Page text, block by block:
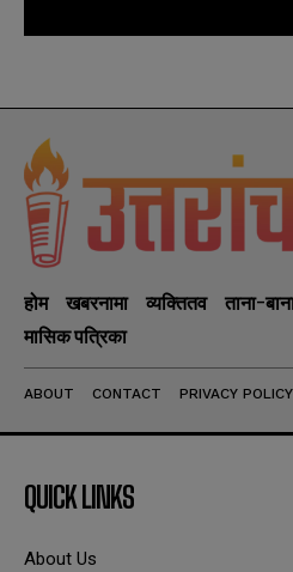
होम खबरनामा व्यक्तितव ताना-
मासिक पत्रिका
ABOUT CONTACT PRIVACY POLICY
QUICK LINKS
About Us